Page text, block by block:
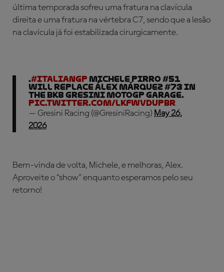
última temporada sofreu uma fratura na clavícula
direita e uma fratura na vértebra C7, sendo que a lesão
na clavícula já foi estabilizada cirurgicamente.
.#ItalianGP Michele Pirro #51
will replace Álex Márquez #73 in
the BK8 Gresini MotoGP garage.
pic.twitter.com/LkfWvDUPBr
— Gresini Racing (@GresiniRacing) May 26,
2026
Bem-vinda de volta, Michele, e melhoras, Alex.
Aproveite o “show” enquanto esperamos pelo seu
retorno!